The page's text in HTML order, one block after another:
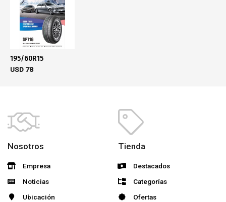
195/60R15
USD 78
Nosotros
Empresa
Noticias
Ubicación
Tienda
Destacados
Categorías
Ofertas